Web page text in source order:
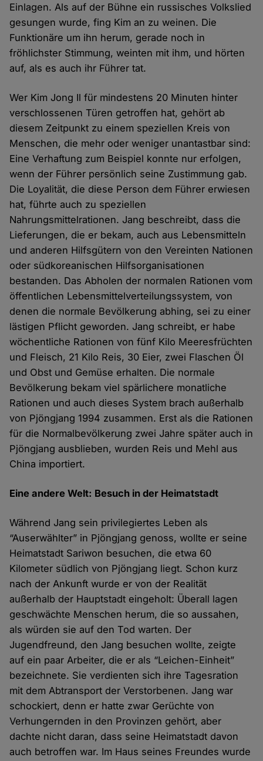
Einlagen. Als auf der Bühne ein russisches Volkslied
gesungen wurde, fing Kim an zu weinen. Die
Funktionäre um ihn herum, gerade noch in
fröhlichster Stimmung, weinten mit ihm, und hörten
auf, als es auch ihr Führer tat.
Wer Kim Jong Il für mindestens 20 Minuten hinter
verschlossenen Türen getroffen hat, gehört ab
diesem Zeitpunkt zu einem speziellen Kreis von
Menschen, die mehr oder weniger unantastbar sind:
Eine Verhaftung zum Beispiel konnte nur erfolgen,
wenn der Führer persönlich seine Zustimmung gab.
Die Loyalität, die diese Person dem Führer erwiesen
hat, führte auch zu speziellen
Nahrungsmittelrationen. Jang beschreibt, dass die
Lieferungen, die er bekam, auch aus Lebensmitteln
und anderen Hilfsgütern von den Vereinten Nationen
oder südkoreanischen Hilfsorganisationen
bestanden. Das Abholen der normalen Rationen vom
öffentlichen Lebensmittelverteilungssystem, von
denen die normale Bevölkerung abhing, sei zu einer
lästigen Pflicht geworden. Jang schreibt, er habe
wöchentliche Rationen von fünf Kilo Meeresfrüchten
und Fleisch, 21 Kilo Reis, 30 Eier, zwei Flaschen Öl
und Obst und Gemüse erhalten. Die normale
Bevölkerung bekam viel spärlichere monatliche
Rationen und auch dieses System brach außerhalb
von Pjöngjang 1994 zusammen. Erst als die Rationen
für die Normalbevölkerung zwei Jahre später auch in
Pjöngjang ausblieben, wurden Reis und Mehl aus
China importiert.
Eine andere Welt: Besuch in der Heimatstadt
Während Jang sein privilegiertes Leben als
“Auserwählter” in Pjöngjang genoss, wollte er seine
Heimatstadt Sariwon besuchen, die etwa 60
Kilometer südlich von Pjöngjang liegt. Schon kurz
nach der Ankunft wurde er von der Realität
außerhalb der Hauptstadt eingeholt: Überall lagen
geschwächte Menschen herum, die so aussahen,
als würden sie auf den Tod warten. Der
Jugendfreund, den Jang besuchen wollte, zeigte
auf ein paar Arbeiter, die er als “Leichen-Einheit”
bezeichnete. Sie verdienten sich ihre Tagesration
mit dem Abtransport der Verstorbenen. Jang war
schockiert, denn er hatte zwar Gerüchte von
Verhungernden in den Provinzen gehört, aber
dachte nicht daran, dass seine Heimatstadt davon
auch betroffen war. Im Haus seines Freundes wurde